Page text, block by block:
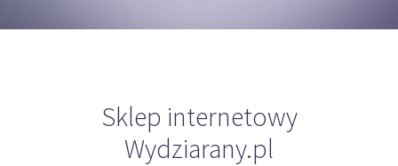
Sklep internetowy
Wydziarany.pl